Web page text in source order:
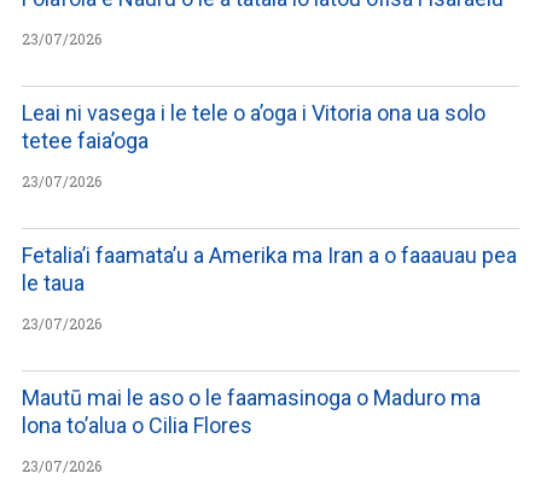
23/07/2026
Leai ni vasega i le tele o a’oga i Vitoria ona ua solo
tetee faia’oga
23/07/2026
Fetalia’i faamata’u a Amerika ma Iran a o faaauau pea
le taua
23/07/2026
Mautū mai le aso o le faamasinoga o Maduro ma
lona to’alua o Cilia Flores
23/07/2026